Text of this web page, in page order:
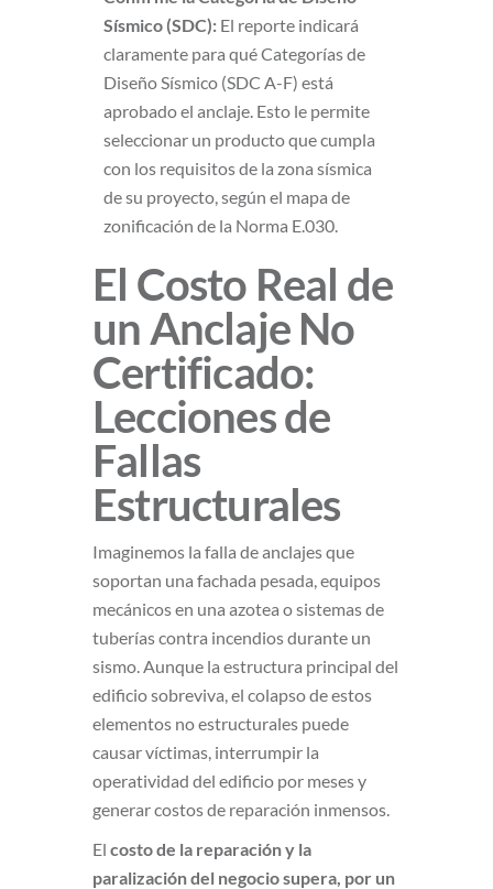
Sísmico (SDC): El reporte indicará
claramente para qué Categorías de
Diseño Sísmico (SDC A-F) está
aprobado el anclaje. Esto le permite
seleccionar un producto que cumpla
con los requisitos de la zona sísmica
de su proyecto, según el mapa de
zonificación de la Norma E.030.
El Costo Real de
un Anclaje No
Certificado:
Lecciones de
Fallas
Estructurales
Imaginemos la falla de anclajes que
soportan una fachada pesada, equipos
mecánicos en una azotea o sistemas de
tuberías contra incendios durante un
sismo. Aunque la estructura principal del
edificio sobreviva, el colapso de estos
elementos no estructurales puede
causar víctimas, interrumpir la
operatividad del edificio por meses y
generar costos de reparación inmensos.
El costo de la reparación y la
paralización del negocio supera, por un